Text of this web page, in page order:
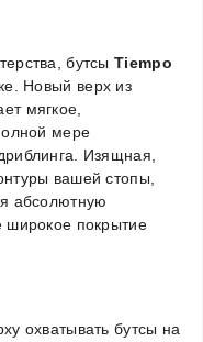
бутсыTiempo
Новый верх из
мягкое,
мере
Изящная,
вашей стопы,
абсолютную
широкое покрытие
охватывать бутсы на